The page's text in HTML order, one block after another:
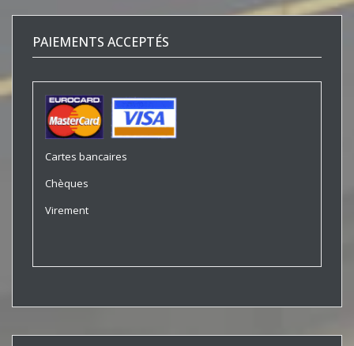
PAIEMENTS ACCEPTÉS
Cartes bancaires
Chèques
Virement